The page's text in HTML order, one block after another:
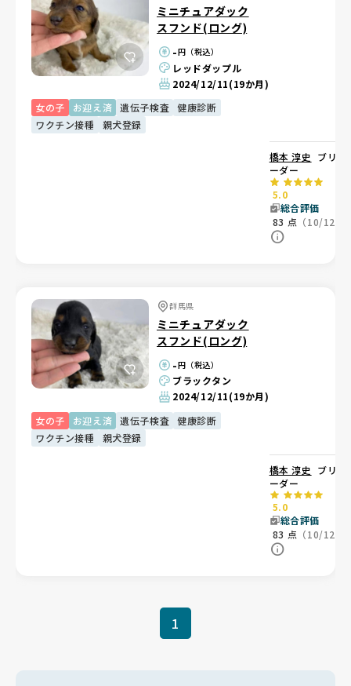
ミニチュアダック
スフンド(ロング)
-円（税込）
レッドダップル
2024/12/11(19か月)
女の子
お迎え済 遺伝子検査
健康診断
ワクチン接種
親犬登録
橋本 淳史 ブリ
ーダー
5.0
総合評価
83 点 （10/12）
群馬県
ミニチュアダック
スフンド(ロング)
-円（税込）
ブラックタン
2024/12/11(19か月)
女の子
お迎え済 遺伝子検査
健康診断
ワクチン接種
親犬登録
橋本 淳史 ブリ
ーダー
5.0
総合評価
83 点 （10/12）
1